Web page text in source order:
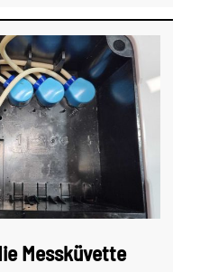
Messküvette